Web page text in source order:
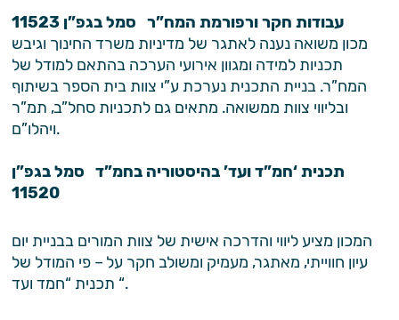
עבודות חקר ורפורמת המח”ר סמל בגפ”ן 11523
מכון משואה נענה לאתגר של מדיניות משרד החינוך וגיבש
תכניות למידה ומגוון אירועי הערכה בהתאם למודל של
המח”ר. בניית התכנית נערכת ע”י צוות בית הספר בשיתוף
ובליווי צוות ממשואה. מתאים גם לתכניות סחל”ב, תמ”ר
ויהלו”ם.
תכנית ‘חמ”ד ועד’ בהיסטוריה בחמ”ד סמל בגפ”ן
11520
המכון מציע ליווי והדרכה אישית של צוות המורים בבניית יום
עיון חווייתי, מאתגר, מעמיק ומשולב חקר על – פי המודל של
תכנית “חמד ועד “.